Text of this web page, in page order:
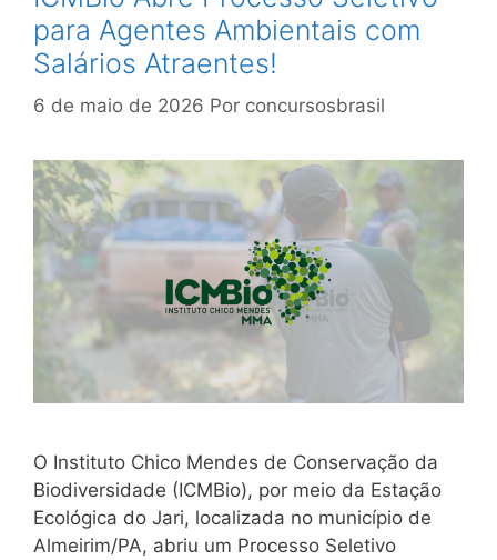
para Agentes Ambientais com
Salários Atraentes!
6 de maio de 2026 Por concursosbrasil
O Instituto Chico Mendes de Conservação da
Biodiversidade (ICMBio), por meio da Estação
Ecológica do Jari, localizada no município de
Almeirim/PA, abriu um Processo Seletivo